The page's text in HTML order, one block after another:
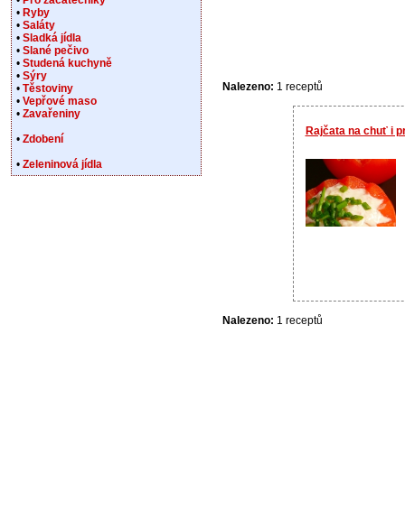
Nalezeno: 1 receptů
Rajčata na chuť i
Nalezeno: 1 receptů
• Ryby
• Saláty
• Sladká jídla
• Slané pečivo
• Studená kuchyně
• Sýry
• Těstoviny
• Vepřové maso
• Zavařeniny
• Zdobení
• Zeleninová jídla